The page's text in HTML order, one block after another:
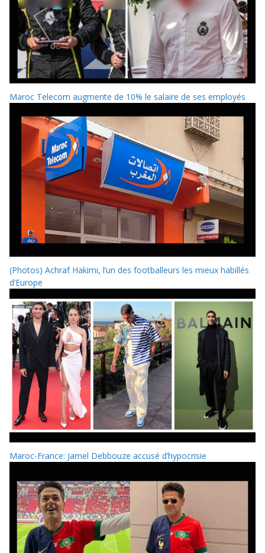
Maroc Telecom augmente de 10% le salaire de ses employés
(Photos) Achraf Hakimi, l’un des footballeurs les mieux habillés
d’Europe
Maroc-France: Jamel Debbouze accusé d’hypocrisie